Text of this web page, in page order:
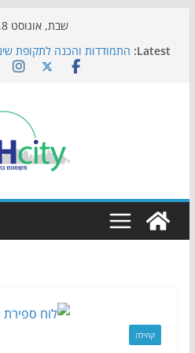
שבת, אוגוסט 8, 2026
Latest: התמודדות והכנה לתקופת
אי ההרפתקאות ממשיך
כדורגל באווירה מיוחדת:
הקיץ של בני הנוער בבת־ים:
בטוח בשעות הערב
קהילה